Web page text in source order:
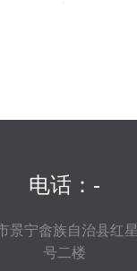
电话：-
景宁畲族自治县红
号二楼